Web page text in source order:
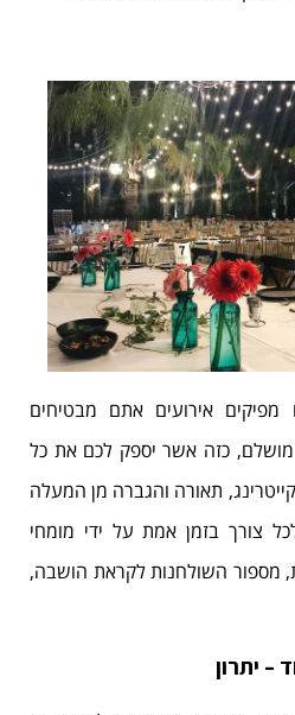
אירועים אתם מבטיחים
כזה אשר יספק לכם את כל
קייטרינג, תאורה והגברה מן המעלה
צורך בזמן אמת על ידי מומחי
מספור השולחנות לקראת הושבה,
– יתרון